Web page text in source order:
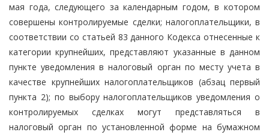
мая года, следующего за календарным годом, в котором
совершены контролируемые сделки; налогоплательщики, в
соответствии со статьей 83 данного Кодекса отнесенные к
категории крупнейших, представляют указанные в данном
пункте уведомления в налоговый орган по месту учета в
качестве крупнейших налогоплательщиков (абзац первый
пункта 2); по выбору налогоплательщиков уведомления о
контролируемых сделках могут представляться в
налоговый орган по установленной форме на бумажном